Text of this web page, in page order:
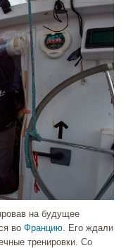
на будущее
во Францию . Его ждали
тренировки. Со